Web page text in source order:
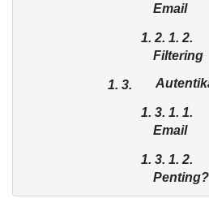
Email
1. 2. 1. 2.
Filtering
1. 3.
1. 3. 1. 1.
Email
1. 3. 1. 2.
Penting?